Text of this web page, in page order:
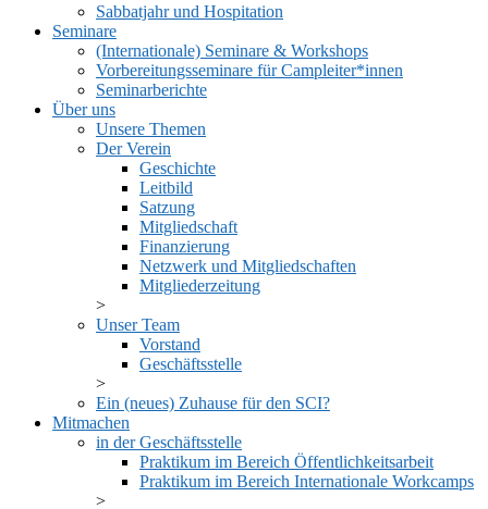
Sabbatjahr und Hospitation
Seminare
(Internationale) Seminare & Workshops
Vorbereitungsseminare für Campleiter*innen
Seminarberichte
Über uns
Unsere Themen
Der Verein
Geschichte
Leitbild
Satzung
Mitgliedschaft
Finanzierung
Netzwerk und Mitgliedschaften
Mitgliederzeitung
Unser Team
Vorstand
Geschäftsstelle
Ein (neues) Zuhause für den SCI?
Mitmachen
in der Geschäftsstelle
Praktikum im Bereich Öffentlichkeitsarbeit
Praktikum im Bereich Internationale Workcamps